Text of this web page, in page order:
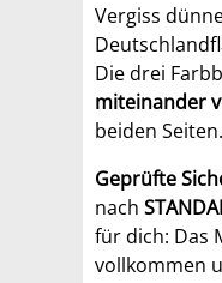
Vergiss
Die drei
miteinander
beiden Seiten.
Geprüfte
nach
für dich: Das
vollkommen